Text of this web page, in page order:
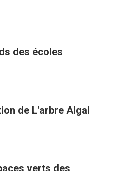
des écoles
de L'arbre Algal
verts des